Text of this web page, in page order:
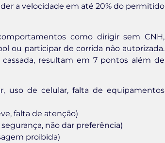
a velocidade em até 20% do permitido
como dirigir sem CNH,
ou participar de corrida não autorizada.
resultam em 7 pontos além de
uso de celular, falta de equipamentos
falta de atenção)
não dar preferência)
proibida)